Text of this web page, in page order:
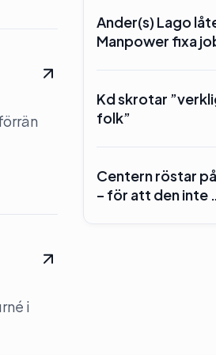
i
Ander(s) Lago
Manpower fixa
Kd skrotar
folk”
Centern röstar
– för att den inte